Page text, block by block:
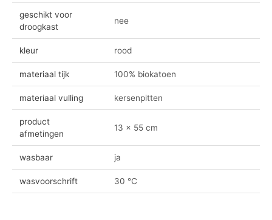
geschikt voor
droogkast
nee
kleur rood
materiaal tijk 100% biokatoen
materiaal vulling kersenpitten
product
afmetingen
13 x 55 cm
wasbaar ja
wasvoorschrift 30 °C